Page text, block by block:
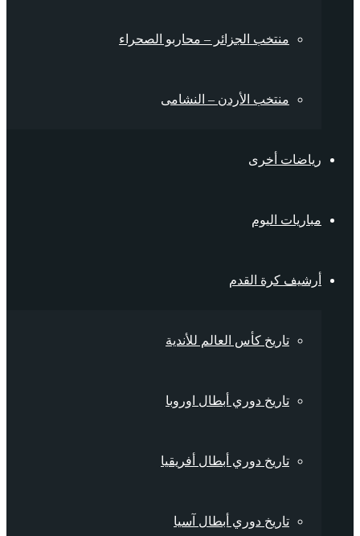
منتخب الجزائر – محاربو الصحراء
منتخب الأردن – النشامى
رياضات أخرى
مباريات اليوم
أرشيف كرة القدم
تاريخ كأس العالم للأندية
تاريخ دوري أبطال اوروبا
تاريخ دوري أبطال أفريقيا
تاريخ دوري أبطال آسيا